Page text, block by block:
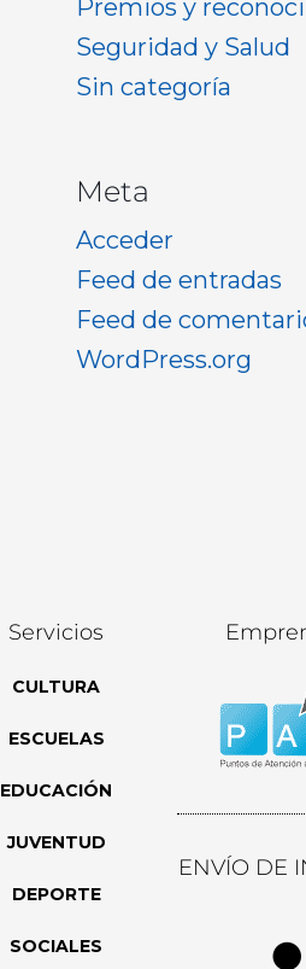
Premios y
Seguridad y Salud
Sin categoría
Meta
Acceder
Feed de entradas
Feed de
WordPress.org
Servicios
CULTURA
ESCUELAS
EDUCACIÓN
JUVENTUD
DEPORTE
SOCIALES
ENVÍO DE